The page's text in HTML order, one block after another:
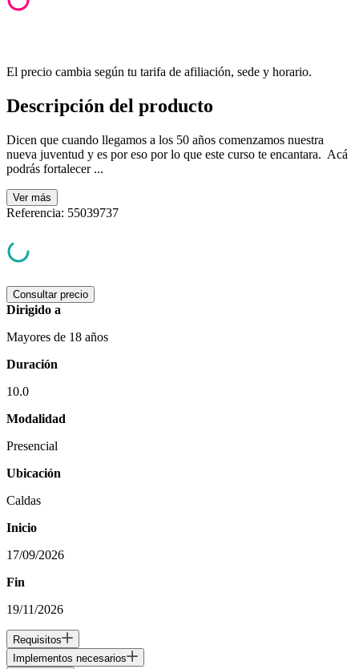
El precio cambia según tu tarifa de afiliación, sede y horario.
Descripción del producto
Dicen que cuando llegamos a los 50 años comenzamos nuestra
nueva juventud y es por eso por lo que este curso te encantara. Acá
podrás fortalecer ...
Ver más
Referencia: 55039737
Consultar precio
Dirigido a
Mayores de 18 años
Duración
10.0
Modalidad
Presencial
Ubicación
Caldas
Inicio
17/09/2026
Fin
19/11/2026
Requisitos
Implementos necesarios